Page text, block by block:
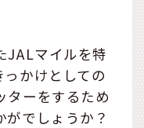
JALマイルを特
かけとしての
ターをするため
でしょうか？